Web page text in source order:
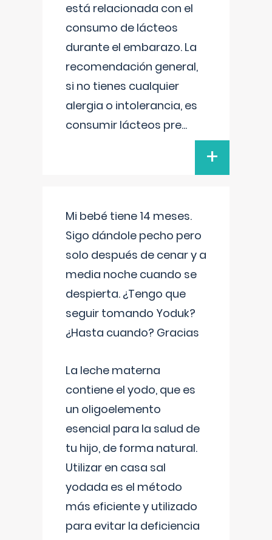
está relacionada con el
consumo de lácteos
durante el embarazo. La
recomendación general,
si no tienes cualquier
alergia o intolerancia, es
consumir lácteos pre...
+
Mi bebé tiene 14 meses.
Sigo dándole pecho pero
solo después de cenar y a
media noche cuando se
despierta. ¿Tengo que
seguir tomando Yoduk?
¿Hasta cuando? Gracias
La leche materna
contiene el yodo, que es
un oligoelemento
esencial para la salud de
tu hijo, de forma natural.
Utilizar en casa sal
yodada es el método
más eficiente y utilizado
para evitar la deficiencia